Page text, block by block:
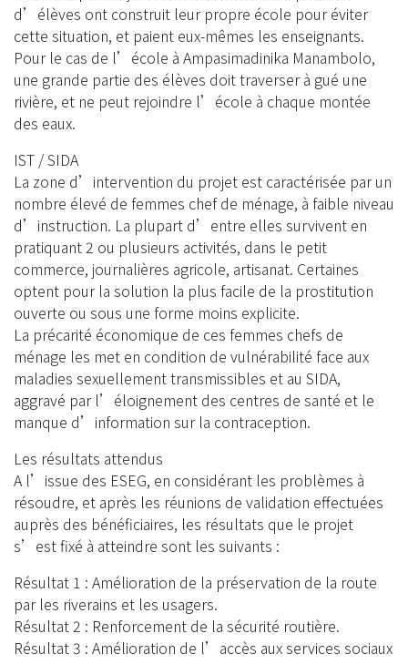
d’élèves ont construit leur propre école pour éviter
cette situation, et paient eux-mêmes les enseignants.
Pour le cas de l’école à Ampasimadinika Manambolo,
une grande partie des élèves doit traverser à gué une
rivière, et ne peut rejoindre l’école à chaque montée
des eaux.
IST / SIDA
La zone d’intervention du projet est caractérisée par un
nombre élevé de femmes chef de ménage, à faible niveau
d’instruction. La plupart d’entre elles survivent en
pratiquant 2 ou plusieurs activités, dans le petit
commerce, journalières agricole, artisanat. Certaines
optent pour la solution la plus facile de la prostitution
ouverte ou sous une forme moins explicite.
La précarité économique de ces femmes chefs de
ménage les met en condition de vulnérabilité face aux
maladies sexuellement transmissibles et au SIDA,
aggravé par l’éloignement des centres de santé et le
manque d’information sur la contraception.
Les résultats attendus
A l’issue des ESEG, en considérant les problèmes à
résoudre, et après les réunions de validation effectuées
auprès des bénéficiaires, les résultats que le projet
s’est fixé à atteindre sont les suivants :
Résultat 1 : Amélioration de la préservation de la route
par les riverains et les usagers.
Résultat 2 : Renforcement de la sécurité routière.
Résultat 3 : Amélioration de l’accès aux services sociaux